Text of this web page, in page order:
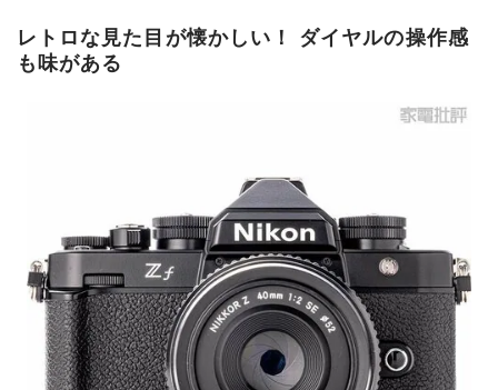
レトロな見た目が懐かしい！ ダイヤルの操作感
も味がある